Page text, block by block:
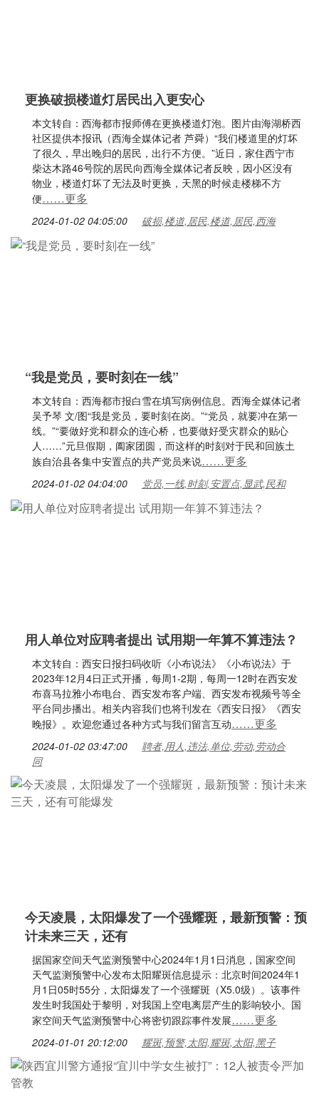
更换破损楼道灯居民出入更安心
本文转自：西海都市报师傅在更换楼道灯泡。图片由海湖桥西
社区提供本报讯（西海全媒体记者 芦舜）“我们楼道里的灯坏
了很久，早出晚归的居民，出行不方便。”近日，家住西宁市
柴达木路46号院的居民向西海全媒体记者反映，因小区没有
物业，楼道灯坏了无法及时更换，天黑的时候走楼梯不方
便……更多
2024-01-02 04:05:00 破损,楼道,居民,楼道,居民,西海
“我是党员，要时刻在一线”
本文转自：西海都市报白雪在填写病例信息。西海全媒体记者
吴予琴 文/图“我是党员，要时刻在岗。”“党员，就要冲在第一
线。”“要做好党和群众的连心桥，也要做好受灾群众的贴心
人……”元旦假期，阖家团圆，而这样的时刻对于民和回族土
族自治县各集中安置点的共产党员来说……更多
2024-01-02 04:04:00 党员,一线,时刻,安置点,显武,民和
用人单位对应聘者提出 试用期一年算不算违法？
本文转自：西安日报扫码收听《小布说法》《小布说法》于
2023年12月4日正式开播，每周1-2期，每周一12时在西安发
布喜马拉雅小布电台、西安发布客户端、西安发布视频号等全
平台同步播出。相关内容我们也将刊发在《西安日报》《西安
晚报》。欢迎您通过各种方式与我们留言互动……更多
2024-01-02 03:47:00
聘者,用人,违法,单位,劳动,劳动合
同
今天凌晨，太阳爆发了一个强耀斑，最新预警：预
计未来三天，还有
据国家空间天气监测预警中心2024年1月1日消息，国家空间
天气监测预警中心发布太阳耀斑信息提示：北京时间2024年1
月1日05时55分，太阳爆发了一个强耀斑（X5.0级）。该事件
发生时我国处于黎明，对我国上空电离层产生的影响较小。国
家空间天气监测预警中心将密切跟踪事件发展……更多
2024-01-01 20:12:00 耀斑,预警,太阳,耀斑,太阳,黑子